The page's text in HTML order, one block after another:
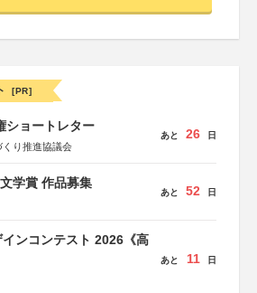
[PR]
ショートレター
り推進協議会
あと 26 日
学賞 作品募集
あと 52 日
ンコンテスト 2026《高
あと 11 日